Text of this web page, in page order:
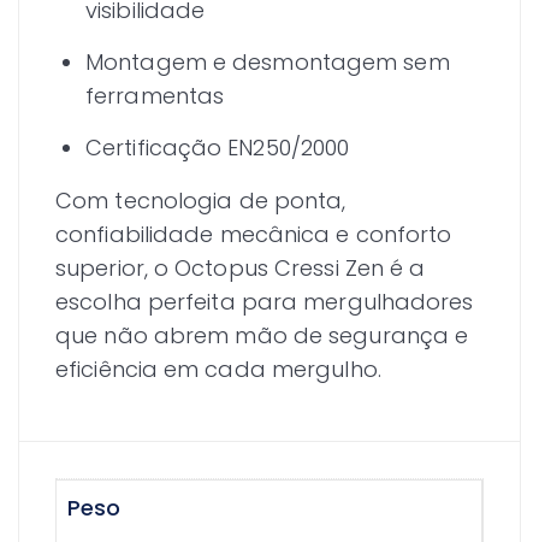
visibilidade
Montagem e desmontagem sem
ferramentas
Certificação EN250/2000
Com tecnologia de ponta,
confiabilidade mecânica e conforto
superior, o Octopus Cressi Zen é a
escolha perfeita para mergulhadores
que não abrem mão de segurança e
eficiência em cada mergulho.
Peso